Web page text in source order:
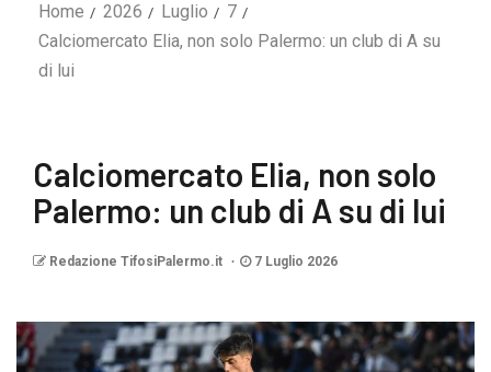
Home 2026 Luglio
7
Calciomercato Elia, non solo Palermo: un club di A su
di lui
Calciomercato Elia, non solo
Palermo: un club di A su di lui
Redazione TifosiPalermo.it 7 Luglio 2026